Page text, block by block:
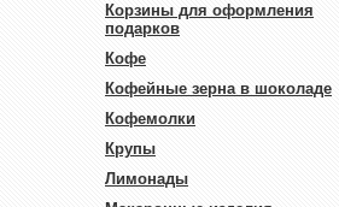
Корзины для оформления
подарков
Кофе
Кофейные зерна в шоколаде
Кофемолки
Крупы
Лимонады